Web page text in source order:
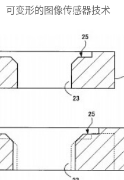
可变形的图像传感器技术